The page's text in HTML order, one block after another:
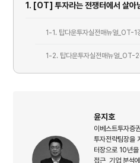
1. [OT] 투자라는 전쟁터에서 살아
1-1. 탑다운투자실전매뉴얼_OT-
1-2. 탑다운투자실전매뉴얼_OT-
윤지호
이베스트투자증
투자전략팀장을
터장으로 10년
접근, 기업 분석